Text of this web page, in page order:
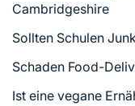
Cambridgeshire
Sollten Schulen
Schaden Food-
Ist eine vegane